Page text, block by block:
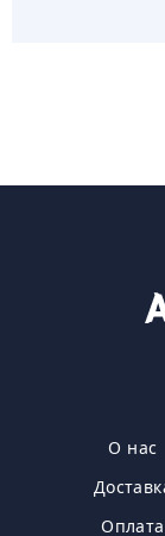
О нас
Оплата